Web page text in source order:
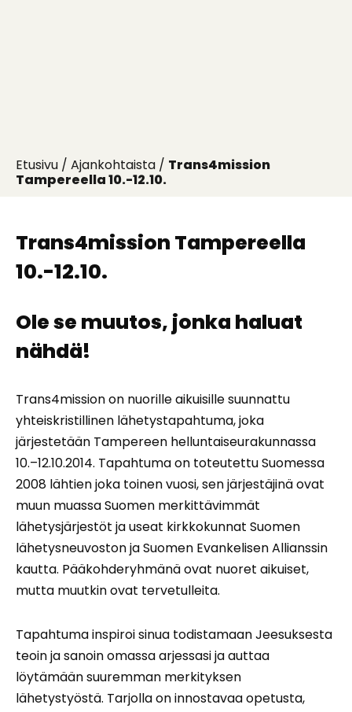
Etusivu / Ajankohtaista / Trans4mission
Tampereella 10.-12.10.
Trans4mission Tampereella
10.-12.10.
Ole se muutos, jonka haluat
nähdä!
Trans4mission on nuorille aikuisille suunnattu
yhteiskristillinen lähetystapahtuma, joka
järjestetään Tampereen helluntaiseurakunnassa
10.–12.10.2014. Tapahtuma on toteutettu Suomessa
2008 lähtien joka toinen vuosi, sen järjestäjinä ovat
muun muassa Suomen merkittävimmät
lähetysjärjestöt ja useat kirkkokunnat Suomen
lähetysneuvoston ja Suomen Evankelisen Allianssin
kautta. Pääkohderyhmänä ovat nuoret aikuiset,
mutta muutkin ovat tervetulleita.
Tapahtuma inspiroi sinua todistamaan Jeesuksesta
teoin ja sanoin omassa arjessasi ja auttaa
löytämään suuremman merkityksen
lähetystyöstä. Tarjolla on innostavaa opetusta,